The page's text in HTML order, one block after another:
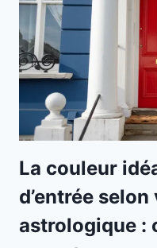
La couleur
d’entrée
astrologique :